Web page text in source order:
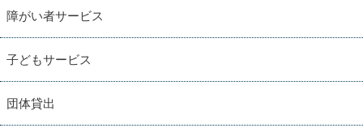
障がい者サービス
子どもサービス
団体貸出